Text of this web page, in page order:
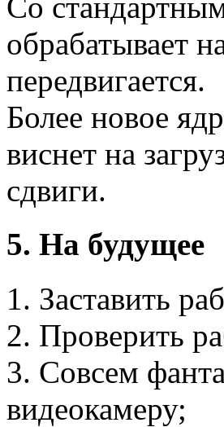
обрабатывает
передвигается.
Более новое
виснет на
сдвиги.
5. На будущее
1. Заставить
2. Проверить
3. Совсем
видеокамеру;